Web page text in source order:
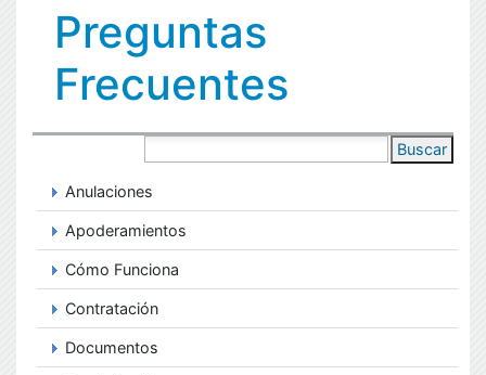
Preguntas
Frecuentes
Buscar
Anulaciones
Apoderamientos
Cómo Funciona
Contratación
Documentos